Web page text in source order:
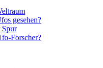
gesehen?
Spur
Forscher?